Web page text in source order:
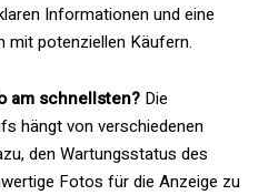
Informationen und eine
mit potenziellen Käufern.
am schnellsten? Die
hängt von verschiedenen
den Wartungsstatus des
Fotos für die Anzeige zu